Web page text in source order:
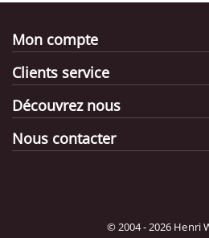
Mon compte
Clients service
Découvrez nous
Nous contacter
© 2004 - 2026 Henri